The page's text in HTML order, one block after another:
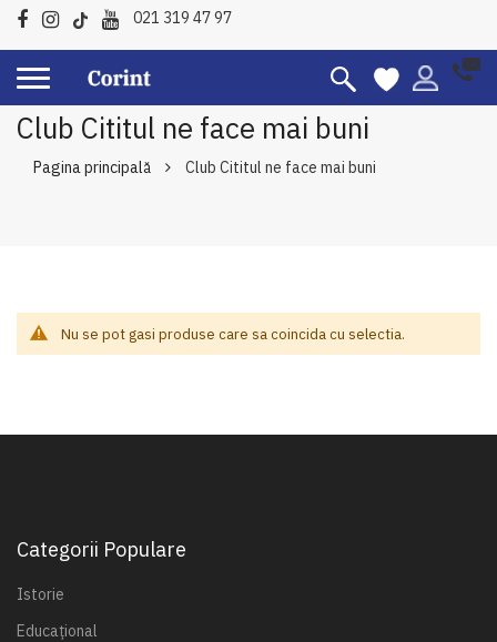
021 319 47 97
Club Cititul ne face mai buni
Pagina principală Club Cititul ne face mai buni
Nu se pot gasi produse care sa coincida cu selectia.
Categorii Populare
Istorie
Educațional